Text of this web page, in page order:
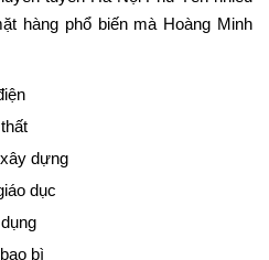
hàng phổ biến mà Hoàng Minh
dựng
dục
bì